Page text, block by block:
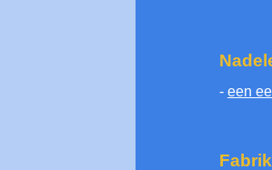
- een